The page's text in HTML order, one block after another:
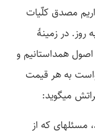
مصدق کلّیات
در زمینۀ
همداستانیم و
به هر قیمت
می­گوید:
مسئله­ای که از